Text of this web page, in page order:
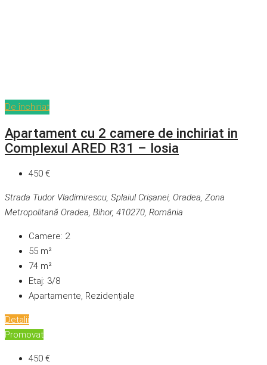
De închiriat
Apartament cu 2 camere de inchiriat in
Complexul ARED R31 – Iosia
450 €
Strada Tudor Vladimirescu, Splaiul Crișanei, Oradea, Zona
Metropolitană Oradea, Bihor, 410270, România
Camere: 2
55 m²
74 m²
Etaj: 3/8
Apartamente, Rezidențiale
Detalii
Promovat
450 €